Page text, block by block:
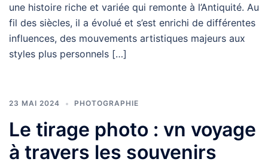
une histoire riche et variée qui remonte à l’Antiquité. Au
fil des siècles, il a évolué et s’est enrichi de différentes
influences, des mouvements artistiques majeurs aux
styles plus personnels […]
23 MAI 2024 PHOTOGRAPHIE
Le tirage photo : vn voyage
à travers les souvenirs